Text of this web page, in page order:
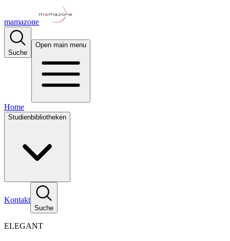
mamazone
Suche
Open main menu
Home
Studienbibliotheken
Kontakt
Suche
ELEGANT